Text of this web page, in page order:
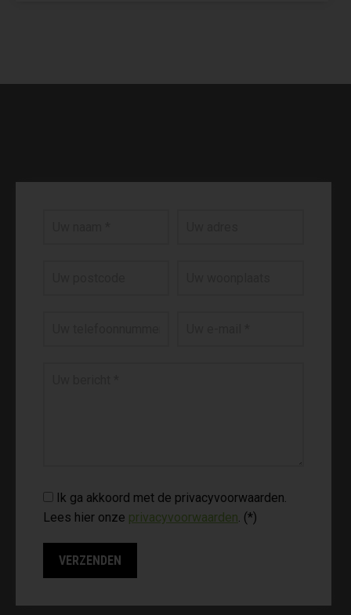
Ik ga akkoord met de privacyvoorwaarden.
Lees hier onze privacyvoorwaarden. (*)